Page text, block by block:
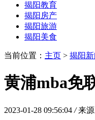
揭阳教育
揭阳房产
揭阳旅游
揭阳美食
当前位置： 主页 > 揭阳新
黄浦mba免
2023-01-28 09:56:04 / 来